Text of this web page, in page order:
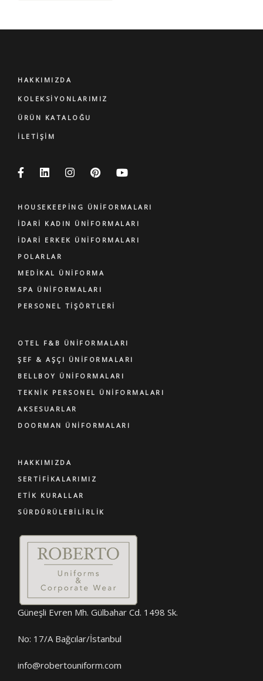
HAKKIMIZDA
KOLEKSİYONLARIMIZ
ÜRÜN KATALOĞU
İLETİŞİM
HOUSEKEEPING ÜNIFORMALARI
İDARI KADIN ÜNIFORMALARI
İDARI ERKEK ÜNIFORMALARI
POLARLAR
MEDIKAL ÜNIFORMA
SPA ÜNIFORMALARI
PERSONEL TIŞÖRTLERI
OTEL F&B ÜNIFORMALARI
ŞEF & AŞÇI ÜNIFORMALARI
BELLBOY ÜNIFORMALARI
TEKNIK PERSONEL ÜNIFORMALARI
AKSESUARLAR
DOORMAN ÜNIFORMALARI
HAKKIMIZDA
SERTIFIKALARIMIZ
ETIK KURALLAR
SÜRDÜRÜLEBILIRLIK
Güneşli Evren Mh. Gülbahar Cd. 1498 Sk.
No: 17/A Bağcılar/İstanbul
info@robertouniform.com